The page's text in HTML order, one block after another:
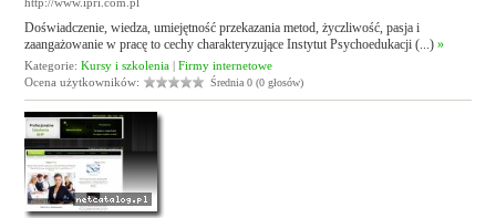
Doświadczenie, wiedza, umiejętność przekazania metod, życzliwość, pasja i
zaangażowanie w pracę to cechy charakteryzujące Instytut Psychoedukacji (...)»
Kategorie:Kursy i szkolenia |Firmy internetowe
Ocena użytkowników:
Średnia 0 (0 głosów)